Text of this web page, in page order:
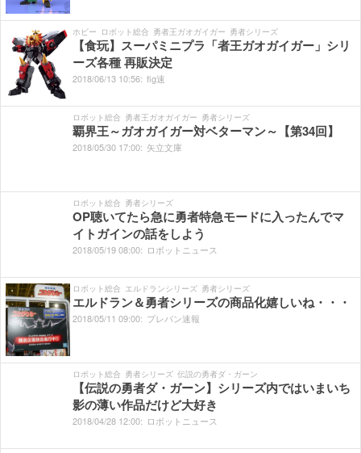
ホビー ロボット総合 勇者王ガオガイガー 勇者シリーズ
【食玩】スーパミニプラ「者王ガオガイガー」シリ
ーズ各種 再販決定
2018/06/13 10:56: fig速
ロボット総合 勇者王ガオガイガー 勇者シリーズ
覇界王～ガオガイガー対ベターマン～【第34回】
2018/05/30 17:00: 矢立文庫
ロボット総合 勇者シリーズ
OP聴いてたら急に勇者特急モードに入ったんでマ
イトガインの話をしよう
2018/05/1908:00: ロボットニュース
ロボット総合 エルドランシリーズ 勇者シリーズ
エルドラン＆勇者シリーズの商品化嬉しいね・・・
2018/05/11 09:00: プレバン速報
ロボット総合 勇者シリーズ 伝説の勇者ダ・ガーン
【伝説の勇者ダ・ガーン】シリーズ内ではいまいち
影の薄い作品だけど大好き
2018/04/28 12:00: ロボットニュース